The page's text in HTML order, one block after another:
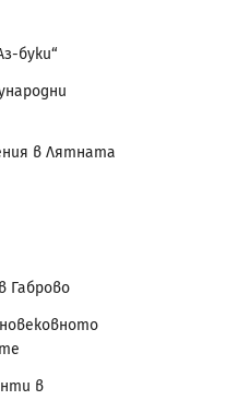
буки“
в Лятната
Габрово
в